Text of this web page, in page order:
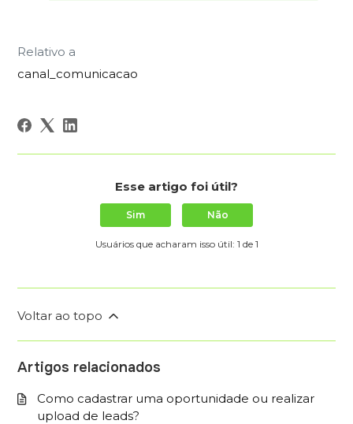
Relativo a
canal_comunicacao
Esse artigo foi útil?
Sim Não
Usuários que acharam isso útil: 1 de 1
Voltar ao topo
Artigos relacionados
Como cadastrar uma oportunidade ou realizar
upload de leads?